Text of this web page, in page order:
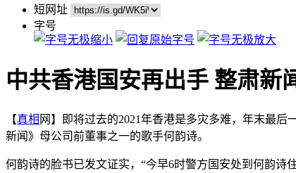
短网址
字号
中共香港国安再出手 整肃新
【真相 网】即将过去的2021年香港是多灾多难，年末最后
新闻》母公司前董事之一的歌手何韵诗。
何韵诗的脸书已发文证实，“今早6时警方国安处到何韵